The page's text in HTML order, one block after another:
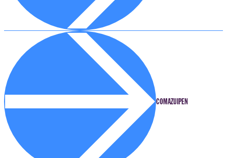
COMAZUIPEN